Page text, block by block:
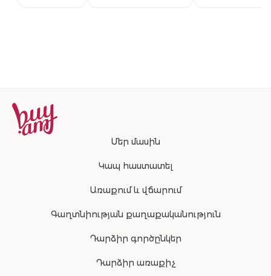
Մեր մասին
Կապ հաստատել
Առաքում և վճարում
Գաղտնիության քաղաքականություն
Դարձիր գործընկեր
Դարձիր առաքիչ